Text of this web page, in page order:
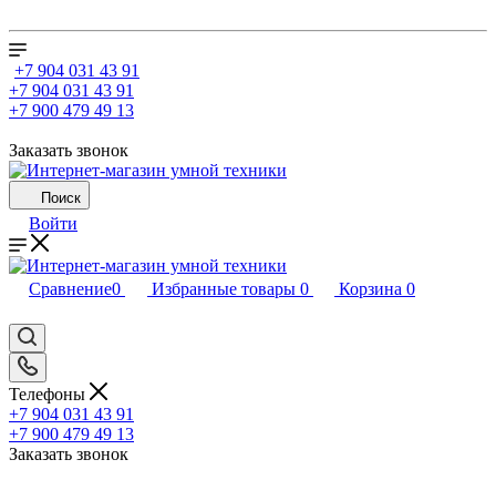
+7 904 031 43 91
+7 904 031 43 91
+7 900 479 49 13
Заказать звонок
Поиск
Войти
Сравнение0 Избранные товары 0 Корзина 0
Телефоны
+7 904 031 43 91
+7 900 479 49 13
Заказать звонок